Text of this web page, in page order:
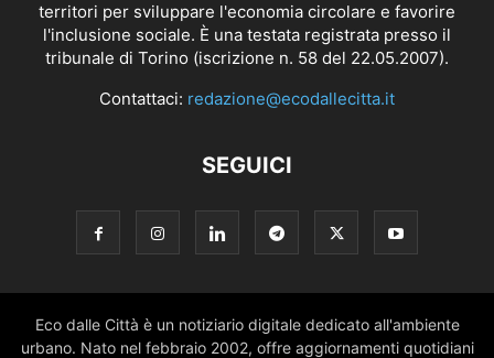
territori per sviluppare l'economia circolare e favorire
l'inclusione sociale. È una testata registrata presso il
tribunale di Torino (iscrizione n. 58 del 22.05.2007).
Contattaci: redazione@ecodallecitta.it
SEGUICI
Eco dalle Città è un notiziario digitale dedicato all'ambiente
urbano. Nato nel febbraio 2002, offre aggiornamenti quotidiani